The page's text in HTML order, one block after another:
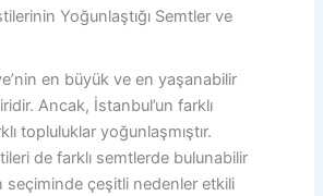
Yoğunlaştığı Semtler ve
en büyük ve en yaşanabilir
Ancak, İstanbul’un farklı
topluluklar yoğunlaşmıştır.
de farklı semtlerde bulunabilir
seçiminde çeşitli nedenler etkili